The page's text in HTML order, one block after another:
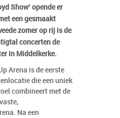
Show’ opende er
een gesmaakt
zomer op rij is de
concerten de
in Middelkerke.
Arena is de eerste
die een uniek
combineert met de
Na een